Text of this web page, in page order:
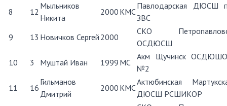
8
12
Мыльников
Никита
2000 КМС
Павлодарская ДЮСШ
ЗВС
9
13 Новичков Сергей 2000
СКО
ОСДЮСШ
10
3 Муштай Иван 1999 МС
Акм Щучинск
№2
11
16
Гильманов
Дмитрий
2000 КМС
Актюбинская
ДЮСШ РСШИКОР